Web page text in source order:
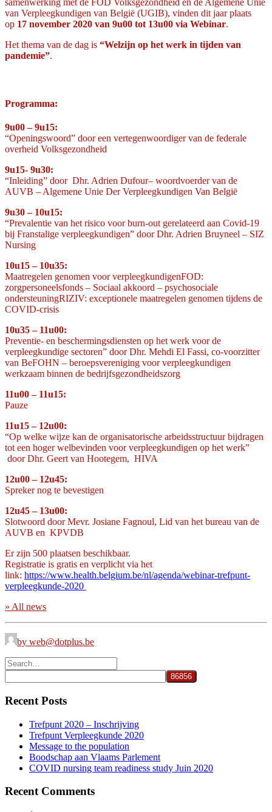
samenwerking met de FOD Volksgezondheid en de Algemene Unie
van Verpleegkundigen van België (UGIB), vinden dit jaar plaats
op 17 november 2020 van 9u00 tot 13u00 via Webinar.
Het thema van de dag is “Welzijn op het werk in tijden van
pandemie”.
Programma:
9u00 – 9u15:
“Openingswoord” door een vertegenwoordiger van de federale
overheid Volksgezondheid
9u15- 9u30:
“Inleiding” door Dhr. Adrien Dufour– woordvoerder van de
AUVB – Algemene Unie Der Verpleegkundigen Van België
9u30 – 10u15:
“Prevalentie van het risico voor burn-out gerelateerd aan Covid-19
bij Franstalige verpleegkundigen” door Dhr. Adrien Bruyneel – SIZ
Nursing
10u15 – 10u35:
Maatregelen genomen voor verpleegkundigenFOD:
zorgpersoneelsfonds – Sociaal akkoord – psychosociale
ondersteuningRIZIV: exceptionele maatregelen genomen tijdens de
COVID-crisis
10u35 – 11u00:
Preventie- en beschermingsdiensten op het werk voor de
verpleegkundige sectoren” door Dhr. Mehdi El Fassi, co-voorzitter
van BeFOHN – beroepsvereniging voor verpleegkundigen
werkzaam binnen de bedrijfsgezondheidszorg
11u00 – 11u15:
Pauze
11u15 – 12u00:
“Op welke wijze kan de organisatorische arbeidsstructuur bijdragen
tot een hoger welbevinden voor verpleegkundigen op het werk”
door Dhr. Geert van Hootegem, HIVA
12u00 – 12u45:
Spreker nog te bevestigen
12u45 – 13u00:
Slotwoord door Mevr. Josiane Fagnoul, Lid van het bureau van de
AUVB en KPVDB
Er zijn 500 plaatsen beschikbaar.
Registratie is gratis en verplicht via het
link: https://www.health.belgium.be/nl/agenda/webinar-trefpunt-
verpleegkunde-2020
» All news
by web@dotplus.be
Recent Posts
Trefpunt 2020 – Inschrijving
Trefpunt Verpleegkunde 2020
Message to the population
Boodschap aan Vlaams Parlement
COVID nursing team readiness study Juin 2020
Recent Comments